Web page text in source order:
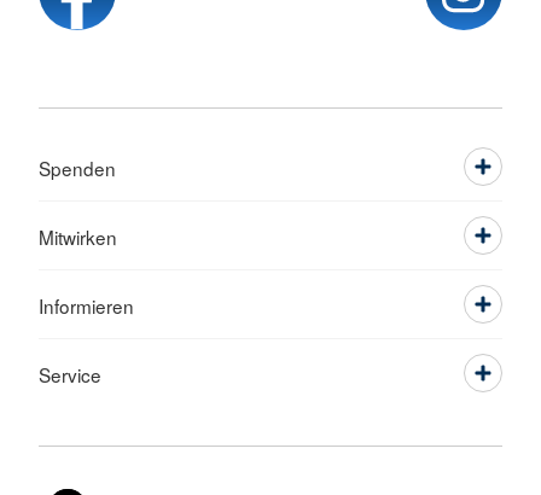
Spenden
Mitwirken
Informieren
Service
Sprache wechseln zu